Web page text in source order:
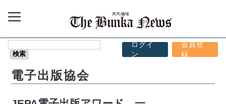
ログイ
ン
会員登
録
電子出版協会